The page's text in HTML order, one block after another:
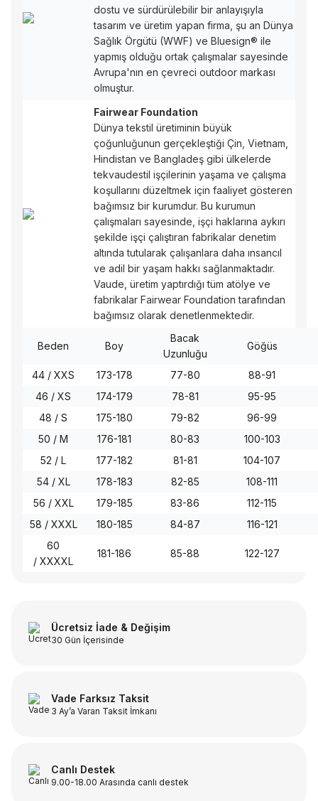
dostu ve sürdürülebilir bir anlayışıyla
tasarım ve üretim yapan firma, şu an Dünya
Sağlık Örgütü (WWF) ve Bluesign® ile
yapmış olduğu ortak çalışmalar sayesinde
Avrupa'nın en çevreci outdoor markası
olmuştur.
Fairwear Foundation
Dünya tekstil üretiminin büyük
çoğunluğunun gerçekleştiği Çin, Vietnam,
Hindistan ve Bangladeş gibi ülkelerde
tekvaudestil işçilerinin yaşama ve çalışma
koşullarını düzeltmek için faaliyet gösteren
bağımsız bir kurumdur. Bu kurumun
çalışmaları sayesinde, işçi haklarına aykırı
şekilde işçi çalıştıran fabrikalar denetim
altında tutularak çalışanlara daha ınsancıl
ve adil bir yaşam hakkı sağlanmaktadır.
Vaude, üretim yaptırdığı tüm atölye ve
fabrikalar Fairwear Foundation tarafından
bağımsız olarak denetlenmektedir.
Beden Boy
Bacak
Uzunluğu
Göğüs
44 / XXS 173-178 77-80
88-91
46 / XS
174-179 78-81
95-95
48 / S
175-180 79-82
96-99
50 / M
176-181 80-83
100-103
52 / L
177-182 81-81
104-107
54 / XL
178-183 82-85
108-111
56 / XXL
179-185 83-86
112-115
58 / XXXL
180-185 84-87
116-121
60
/ XXXXL
181-186 85-88 122-127
Ücretsiz İade & Değişim
30 Gün İçerisinde
Vade Farksız Taksit
3 Ay’a Varan Taksit İmkanı
Canlı Destek
9.00-18.00 Arasında canlı destek